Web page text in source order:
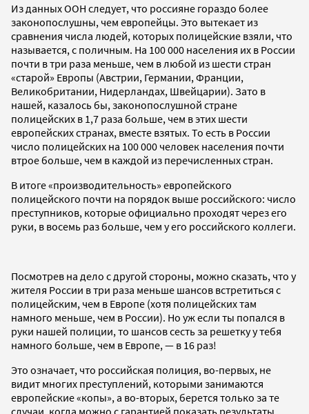
Из данных ООН следует, что россияне гораздо более
законопослушны, чем европейцы. Это вытекает из
сравнения числа людей, которых полицейские взяли, что
называется, с поличным. На 100 000 населения их в России
почти в три раза меньше, чем в любой из шести стран
«старой» Европы (Австрии, Германии, Франции,
Великобритании, Нидерландах, Швейцарии). Зато в
нашей, казалось бы, законопослушной стране
полицейских в 1,7 раза больше, чем в этих шести
европейских странах, вместе взятых. То есть в России
число полицейских на 100 000 человек населения почти
втрое больше, чем в каждой из перечисленных стран.
В итоге «производительность» европейского
полицейского почти на порядок выше российского: число
преступников, которые официально проходят через его
руки, в восемь раз больше, чем у его российского коллеги.
Посмотрев на дело с другой стороны, можно сказать, что у
жителя России в три раза меньше шансов встретиться с
полицейским, чем в Европе (хотя полицейских там
намного меньше, чем в России). Но уж если ты попался в
руки нашей полиции, то шансов сесть за решетку у тебя
намного больше, чем в Европе, — в 16 раз!
Это означает, что российская полиция, во-первых, не
видит многих преступлений, которыми занимаются
европейские «копы», а во-вторых, берется только за те
случаи, когда можно с гарантией показать результаты